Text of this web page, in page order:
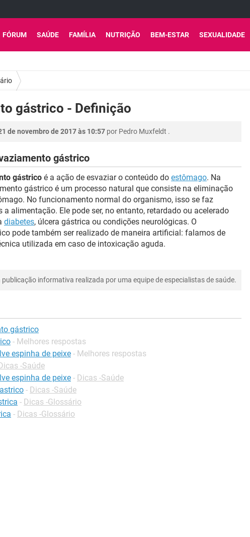
FÓRUM SAÚDE FAMÍLIA NUTRIÇÃO BEM-ESTAR SEXUALIDADE
gástrico - Definição
de novembro de 2017 às 10:57 por Pedro Muxfeldt .
gástrico
gástrico é a ação de esvaziar o conteúdo do estômago. Na
gástrico é um processo natural que consiste na eliminação
No funcionamento normal do organismo, isso se faz
a alimentação. Ele pode ser, no entanto, retardado ou acelerado
diabetes, úlcera gástrica ou condições neurológicas. O
pode também ser realizado de maneira artificial: falamos de
utilizada em caso de intoxicação aguda.
publicação informativa realizada por uma equipe de especialistas de saúde.
gástrico
- Melhores respostas
espinha de peixe - Melhores respostas
-Saúde
espinha de peixe - Dicas -Saúde
- Dicas -Saúde
- Dicas -Glossário
- Dicas -Glossário